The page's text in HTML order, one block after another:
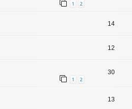
1 2
14
12
1 2
30
13